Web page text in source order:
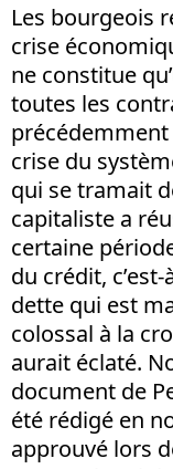
Les bourgeois
crise
ne constitue
toutes les
précédemment
crise du
qui se tramait
capitaliste a
certaine
du crédit,
dette qui est
colossal à la
aurait éclaté.
document de
été rédigé en
approuvé lors